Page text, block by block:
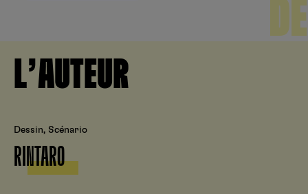
DE
L’AUTEUR
Dessin, Scénario
RINTARO